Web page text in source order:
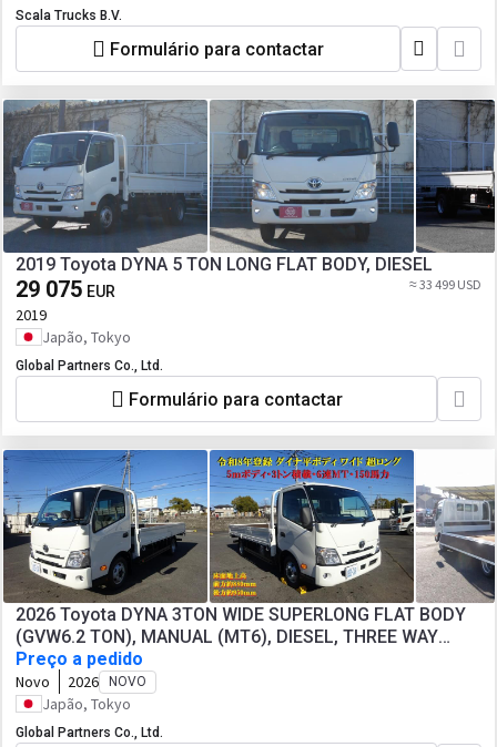
Scala Trucks B.V.
Formulário para contactar
2019 Toyota DYNA 5 TON LONG FLAT BODY, DIESEL
29 075 EUR ≈ 33 499 USD
2019
Japão, Tokyo
Global Partners Co., Ltd.
Formulário para contactar
2026 Toyota DYNA 3TON WIDE SUPERLONG FLAT BODY
(GVW6.2 TON), MANUAL (MT6), DIESEL, THREE WAY
OPNE, AC, N04C ENGINE (150HP)
Preço a pedido
Novo 2026 NOVO
Japão, Tokyo
Global Partners Co., Ltd.